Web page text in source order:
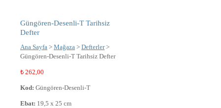
Güngören-Desenli-T Tarihsiz
Defter
Ana Sayfa > Mağaza > Defterler>
Güngören-Desenli-T Tarihsiz Defter
₺ 262,00
Kod: Güngören-Desenli-T
Ebat: 19,5 x 25 cm